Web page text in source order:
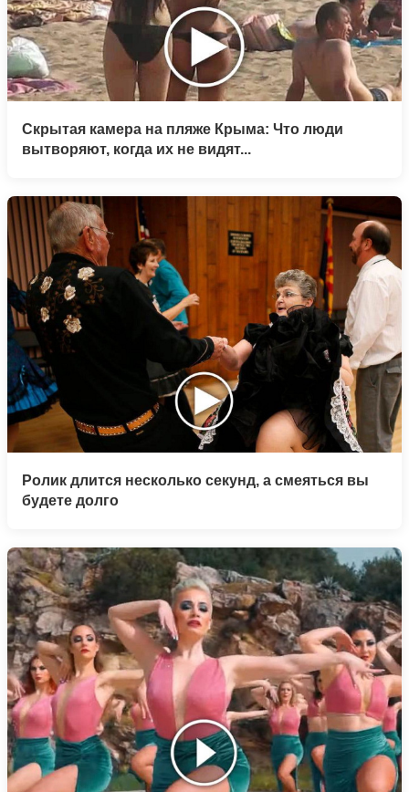
Скрытая камера на пляже Крыма: Что люди
вытворяют, когда их не видят...
Ролик длится несколько секунд, а смеяться вы
будете долго